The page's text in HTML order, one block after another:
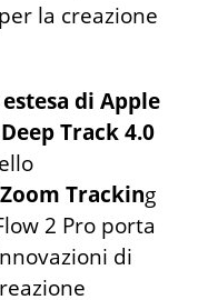
la creazione
di Apple
Track 4.0
Tracking
2 Pro porta
di